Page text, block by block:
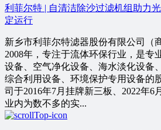
利菲尔特 | 自清洁除沙过滤机组助力
定运行
新乡市利菲尔特滤器股份有限公司（
2008年，专注于流体环保行业，是专
设备、空气净化设备、海水淡化设备
综合利用设备、环境保护专用设备的
司于2016年7月挂牌新三板、2022年6
业内为数不多的实...